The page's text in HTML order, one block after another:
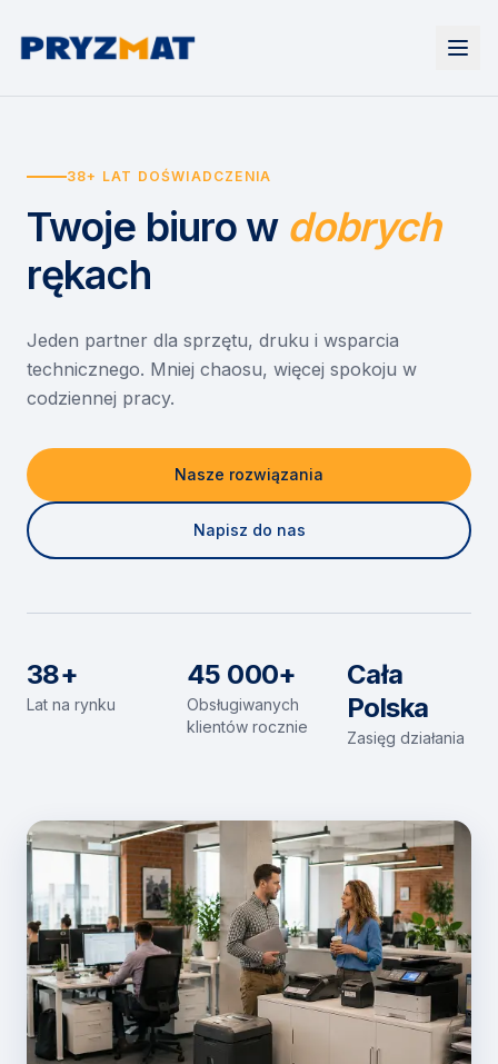
Urządzenia
Drukarki i urządzenia wielofunkcyjne
Etykiety i identyfikacja
Skanery i obieg dokumentów
Monitory interaktywne
Niszczarki dokumentów
Wynajem drukarek
Wynajem urządzeń biurowych
Asystent druku
EZD RP
Misja szkoła
Serwis
O nas
Kontakt
38+ LAT DOŚWIADCZENIA
Twoje biuro w dobrych
rękach
Jeden partner dla sprzętu, druku i wsparcia
technicznego. Mniej chaosu, więcej spokoju w
codziennej pracy.
Nasze rozwiązania
Napisz do nas
38+
Lat na rynku
45 000+
Obsługiwanych
klientów rocznie
Cała
Polska
Zasięg działania